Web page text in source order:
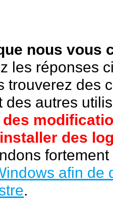
nous vous
les réponses
trouverez des
des autres
des
afin de
.